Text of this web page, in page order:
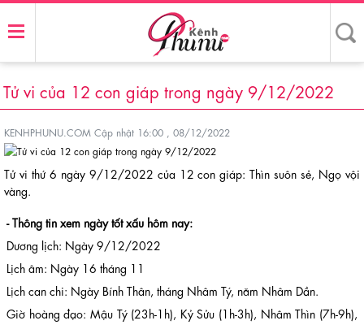
Tử vi của 12 con giáp trong ngày 9/12/2022
KENHPHUNU.COM Cập nhật 16:00 , 08/12/2022
Tử vi thứ 6 ngày 9/12/2022 của 12 con giáp: Thìn suôn sẻ, Ngọ vội
vàng.
- Thông tin xem ngày tốt xấu hôm nay:
Dương lịch: Ngày 9/12/2022
Lịch âm: Ngày 16 tháng 11
Lịch can chi: Ngày Bính Thân, tháng Nhâm Tý, năm Nhâm Dần.
Giờ hoàng đạo: Mậu Tý (23h-1h), Kỷ Sửu (1h-3h), Nhâm Thìn (7h-9h),